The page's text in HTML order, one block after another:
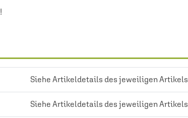
!
Siehe Artikeldetails des jeweiligen Artikels
Siehe Artikeldetails des jeweiligen Artikels